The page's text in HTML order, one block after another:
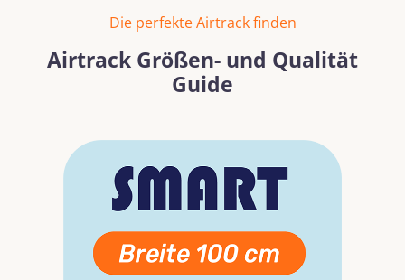
Die perfekte Airtrack finden
Airtrack Größen- und Qualität
Guide
Bildergalerie überspringen
Mehr erfahren